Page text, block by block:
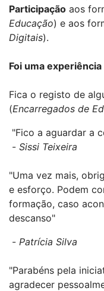
Participação aos
Educação) e aos
Digitais).
Foi uma
Fica o registo de
(Encarregados de
"Fico a aguardar a
- Sissi Teixeira
"Uma vez mais,
e esforço. Podem
formação, caso
descanso"
- Patrícia Silva
"Parabéns pela
agradecer